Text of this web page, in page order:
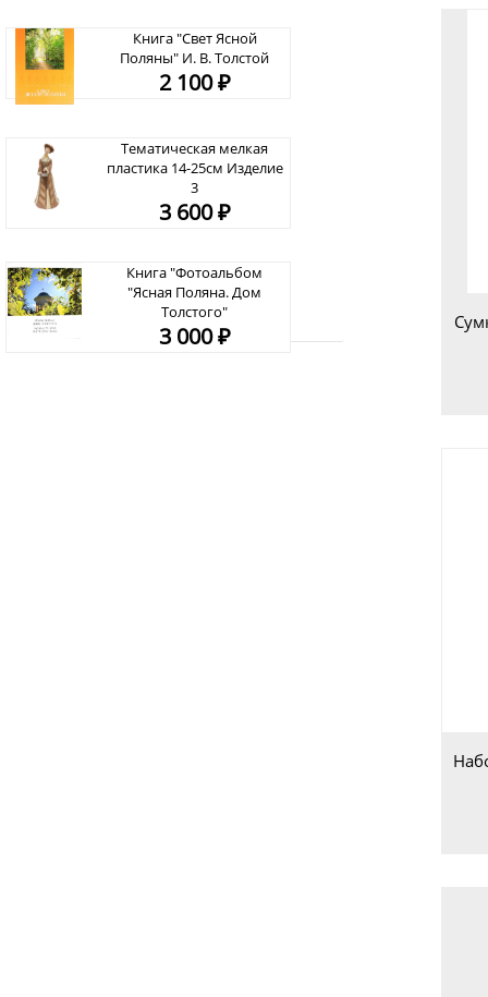
Книга "Свет Ясной
Поляны" И. В. Толстой
2 100 ₽
Тематическая мелкая
пластика 14-25см Изделие
3
3 600 ₽
Книга "Фотоальбом
"Ясная Поляна. Дом
Толстого"
3 000 ₽